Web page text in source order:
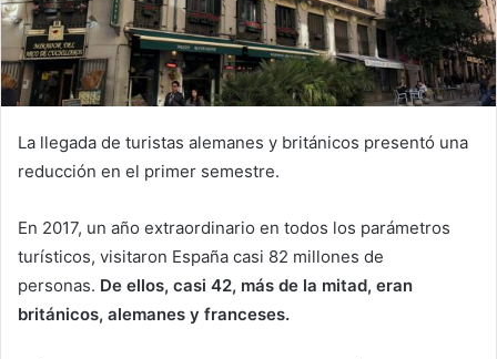
La llegada de turistas alemanes y británicos presentó una
reducción en el primer semestre.
En 2017, un año extraordinario en todos los parámetros
turísticos, visitaron España casi 82 millones de
personas. De ellos, casi 42, más de la mitad, eran
británicos, alemanes y franceses.